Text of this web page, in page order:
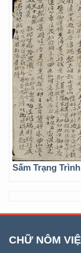
Sấm Trạng
CHỮ NÔM